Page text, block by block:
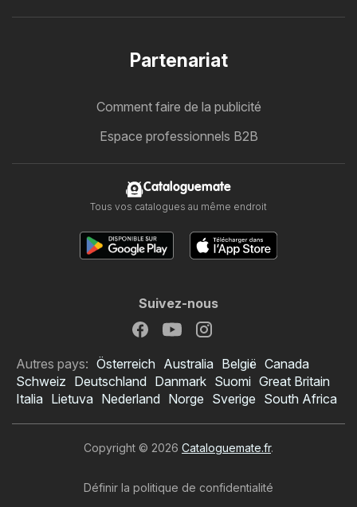
Partenariat
Comment faire de la publicité
Espace professionnels B2B
Cataloguemate
Tous vos catalogues au même endroit
Suivez-nous
Autres pays: Österreich Australia België Canada
Schweiz Deutschland Danmark Suomi Great Britain
Italia Lietuva Nederland Norge Sverige South Africa
Copyright © 2026 Cataloguemate.fr.
Définir la politique de confidentialité